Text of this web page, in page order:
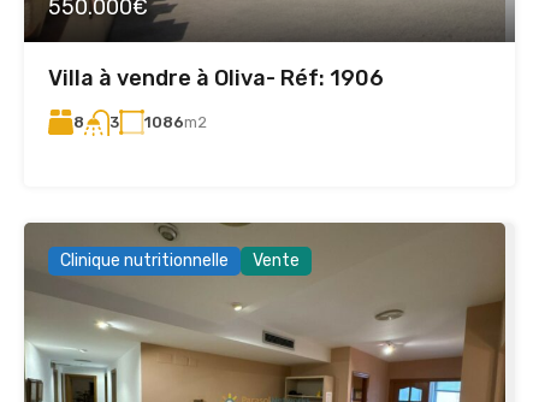
550.000€
Villa à vendre à Oliva- Réf: 1906
8 3 1086m2
Clinique nutritionnelle Vente